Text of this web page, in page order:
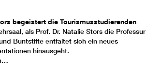
begeistert die Tourismusstudierenden
als Prof. Dr. Natalie Stors die Professur
Buntstifte entfaltet sich ein neues
hinausgeht.